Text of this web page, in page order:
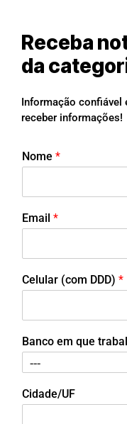
Receba
da
Informação confiável
receber informações!
Nome *
Email *
Celular (com DDD) *
Banco em que
Cidade/UF